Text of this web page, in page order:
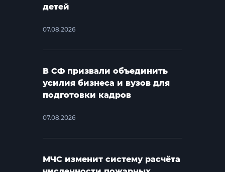
детей
07.08.2026
В СФ призвали объединить
усилия бизнеса и вузов для
подготовки кадров
07.08.2026
МЧС изменит систему расчёта